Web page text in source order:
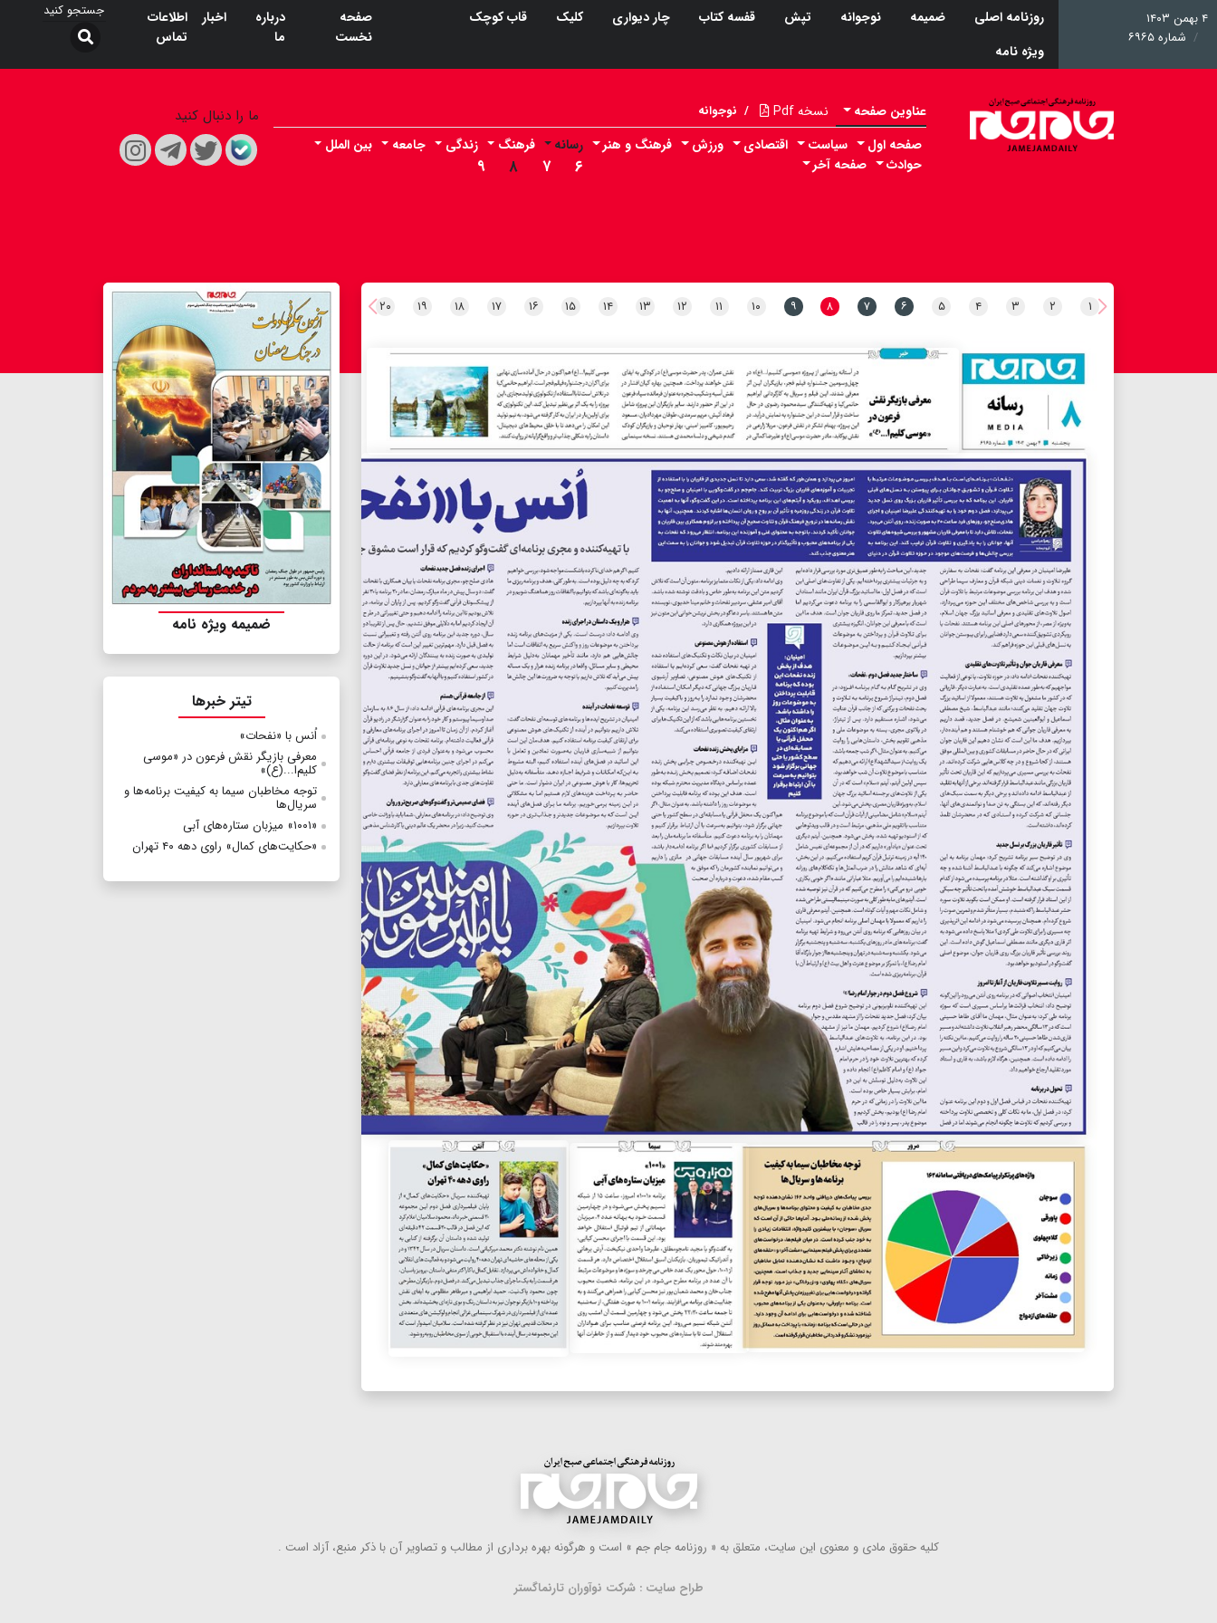
۴ بهمن ۱۴۰۳
شماره ۶۹۶۵
روزنامه اصلی ضمیمه نوجوانه تپش قفسه کتاب چار دیواری کلیک
قاب کوچک
ویژه نامه
صفحه
نخست
درباره
ما
اخبار
اطلاعات
تماس
عناوین صفحه نسخه Pdf / نوجوانه
صفحه اول سیاست اقتصادی ورزش فرهنگ و هنر رسانه
۶ ۷ ۸ ۹
فرهنگ زندگی جامعه
بین الملل
حوادث
صفحه آخر
ما را دنبال کنید
۱ ۲ ۳ ۴ ۵ ۶ ۷ ۸ ۹ ۱۰ ۱۱ ۱۲ ۱۳ ۱۴ ۱۵ ۱۶ ۱۷ ۱۸ ۱۹ ۲۰
ضمیمه ویژه نامه
تیتر خبرها
اُنس با «نفحات»
معرفی بازیگر نقش فرعون در «موسی
کلیم‌ا...‌(ع)»
توجه مخاطبان سیما به کیفیت برنامه‌ها و
سریال‌ها
«۱۰۰۱» میزبان ستاره‌های آبی
«حکایت‌های کمال» راوی دهه ۴۰ تهران
كلیه حقوق مادی و معنوی این سایت، متعلق به « روزنامه جام جم » است و هرگونه بهره ‌برداری از مطالب و تصاویر آن با ذكر منبع، آزاد است .
طراح سایت : شرکت نوآوران تارنماگستر